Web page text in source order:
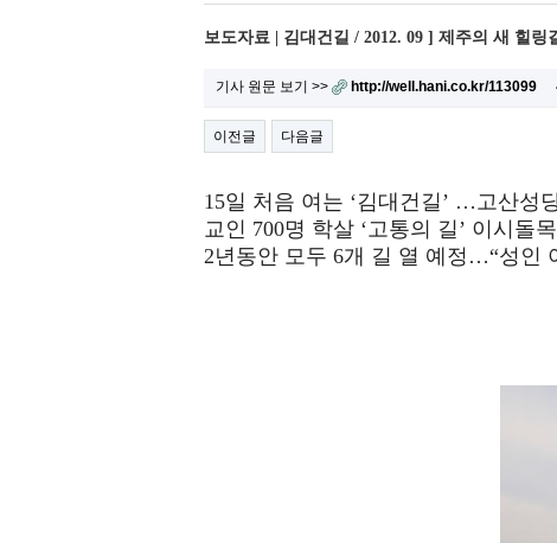
보도자료 | 김대건길 / 2012. 09 ] 제주의 새 힐링
기사 원문 보기 >> http://well.hani.co.kr/113099
이전글 다음글
15일 처음 여는 ‘김대건길’ …고산성
교인 700명 학살 ‘고통의 길’ 이시돌
2년동안 모두 6개 길 열 예정…“성인